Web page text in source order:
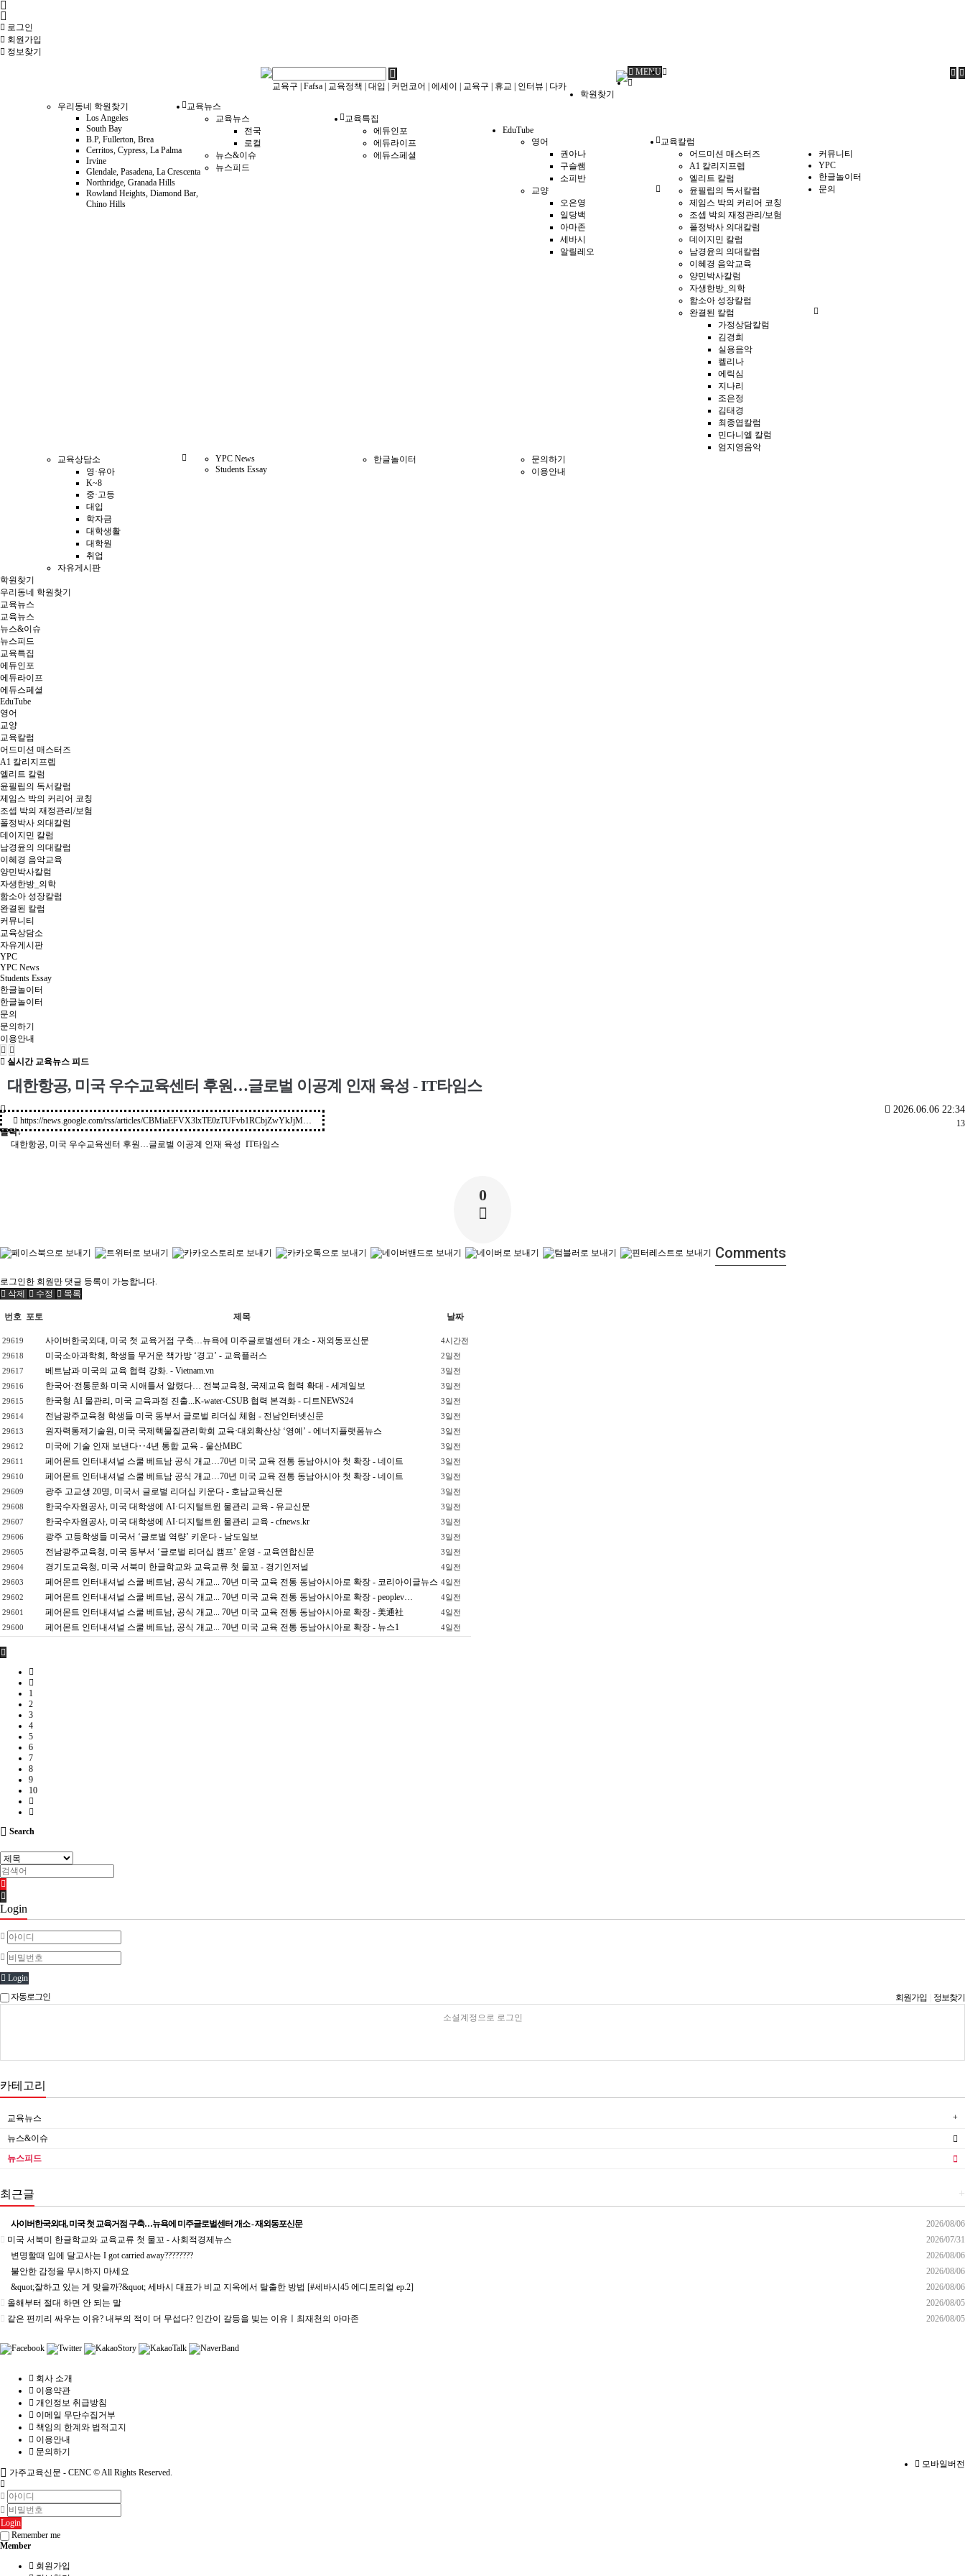
로그인
회원 가입
정보찾기
교육구 Fafsa 교육정책 대입 커먼코어 에세이 교육구 휴교 인터뷰 다카
MENU
학원찾기
우리동네 학원찾기
Los Angeles
South Bay
B.P, Fullerton, Brea
Cerritos, Cypress, La Palma
Irvine
Glendale, Pasadena, La Crescenta
Northridge, Granada Hills
Rowland Heights, Diamond Bar,
Chino Hills
교육뉴스
교육뉴스
전국
로컬
뉴스&이슈
뉴스피드
교육특집
에듀인포
에듀라이프
에듀스페셜
EduTube
영어
권아나
구슬쌤
소피반
교양
오은영
일당백
아마존
세바시
알릴레오
교육칼럼
어드미션 매스터즈
A1 칼리지프렙
엘리트 칼럼
윤필립의 독서칼럼
제임스 박의 커리어 코칭
조셉 박의 재정관리/보험
폴정박사 의대칼럼
데이지민 칼럼
남경윤의 의대칼럼
이혜경 음악교육
양민박사칼럼
자생한방_의학
함소아 성장칼럼
완결된 칼럼
가정상담칼럼
김경희
실용음악
켈리나
에릭심
지나리
조은정
김태경
최종엽칼럼
민다니엘 칼럼
엄지영음악
커뮤니티
교육상담소
영·유아
K~8
중·고등
대입
학자금
대학생활
대학원
취업
자유게시판
YPC
YPC News
Students Essay
한글놀이터
한글놀이터
문의
문의하기
이용안내
학원찾기
우리동네 학원찾기
교육뉴스
교육뉴스
뉴스&이슈
뉴스피드
교육특집
에듀인포
에듀라이프
에듀스페셜
EduTube
영어
교양
교육칼럼
어드미션 매스터즈
A1 칼리지프렙
엘리트 칼럼
윤필립의 독서칼럼
제임스 박의 커리어 코칭
조셉 박의 재정관리/보험
폴정박사 의대칼럼
데이지민 칼럼
남경윤의 의대칼럼
이혜경 음악교육
양민박사칼럼
자생한방_의학
함소아 성장칼럼
완결된 칼럼
커뮤니티
교육상담소
자유게시판
YPC
YPC News
Students Essay
한글놀이터
한글놀이터
문의
문의하기
이용안내
실시간 교육뉴스 피드
대한항공, 미국 우수교육센터 후원…글로벌 이공계 인재 육성 - IT타임스
2026.06.06 22:34
13
https://news.google.com/rss/articles/CBMiaEFVX3lxTE0zTUFvb1RCbjZwYkJjM…
클릭↓
대한항공, 미국 우수교육센터 후원…글로벌 이공계 인재 육성 IT타임스
0
Comments
로그인한 회원만 댓글 등록이 가능합니다.
삭제
수정 목록
번호 포토 제목 날짜
29619 사이버한국외대, 미국 첫 교육거점 구축…뉴욕에 미주글로벌센터 개소 - 재외동포신문
4시간전
29618
미국소아과학회, 학생들 무거운 책가방 ‘경고’ - 교육플러스
2일전
29617
베트남과 미국의 교육 협력 강화. - Vietnam.vn
3일전
29616
한국어·전통문화 미국 시애틀서 알렸다… 전북교육청, 국제교육 협력 확대 - 세계일보
3일전
29615
한국형 AI 물관리, 미국 교육과정 진출...K-water-CSUB 협력 본격화 - 디트NEWS24
3일전
29614
전남광주교육청 학생들 미국 동부서 글로벌 리더십 체험 - 전남인터넷신문
3일전
29613
원자력통제기술원, 미국 국제핵물질관리학회 교육·대외확산상 ‘영예’ - 에너지플랫폼뉴스
3일전
29612
미국에 기술 인재 보낸다‥4년 통합 교육 - 울산MBC
3일전
29611
페어몬트 인터내셔널 스쿨 베트남 공식 개교…70년 미국 교육 전통 동남아시아 첫 확장 - 네이트
3일전
29610
페어몬트 인터내셔널 스쿨 베트남 공식 개교…70년 미국 교육 전통 동남아시아 첫 확장 - 네이트
3일전
29609
광주 고교생 20명, 미국서 글로벌 리더십 키운다 - 호남교육신문
3일전
29608
한국수자원공사, 미국 대학생에 AI·디지털트윈 물관리 교육 - 유교신문
3일전
29607
한국수자원공사, 미국 대학생에 AI·디지털트윈 물관리 교육 - cfnews.kr
3일전
29606
광주 고등학생들 미국서 ‘글로벌 역량’ 키운다 - 남도일보
3일전
29605
전남광주교육청, 미국 동부서 ‘글로벌 리더십 캠프’ 운영 - 교육연합신문
3일전
29604
경기도교육청, 미국 서북미 한글학교와 교육교류 첫 물꼬 - 경기인저널
4일전
29603
페어몬트 인터내셔널 스쿨 베트남, 공식 개교... 70년 미국 교육 전통 동남아시아로 확장 - 코리아이글뉴스 4일전
29602
페어몬트 인터내셔널 스쿨 베트남, 공식 개교... 70년 미국 교육 전통 동남아시아로 확장 - peoplev…
4일전
29601
페어몬트 인터내셔널 스쿨 베트남, 공식 개교... 70년 미국 교육 전통 동남아시아로 확장 - 美通社
4일전
29600
페어몬트 인터내셔널 스쿨 베트남, 공식 개교... 70년 미국 교육 전통 동남아시아로 확장 - 뉴스1 4일전
1
2
3
4
5
6
7
8
9
10
Search
Login
Login
자동로그인
회원가입
정보찾기
소셜계정으로 로그인
카테고리
교육뉴스
뉴스&이슈
뉴스피드
+
최근글
2026/08/06
사이버한국외대, 미국 첫 교육거점 구축…뉴욕에 미주글로벌센터 개소 - 재외동포신문
2026/07/31
미국 서북미 한글학교와 교육교류 첫 물꼬 - 사회적경제뉴스
2026/08/06
변명할때 입에 달고사는 I got carried away????????
2026/08/06
불안한 감정을 무시하지 마세요
2026/08/06
&quot;잘하고 있는 게 맞을까?&quot; 세바시 대표가 비교 지옥에서 탈출한 방법 [#세바시45 에디토리얼 ep.2]
2026/08/05
올해부터 절대 하면 안 되는 말
2026/08/05
같은 편끼리 싸우는 이유? 내부의 적이 더 무섭다? 인간이 갈등을 빚는 이유ㅣ최재천의 아마존
회사 소개
이용약관
개인정보 취급방침
이메일 무단수집거부
책임의 한계와 법적고지
이용안내
문의하기
모바일버전
가주교육신문 - CENC ©All Rights Reserved.
Login
Remember me
Member
회원가입